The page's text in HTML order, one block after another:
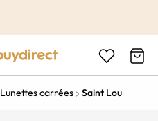
Lunettes carrées Saint Lou